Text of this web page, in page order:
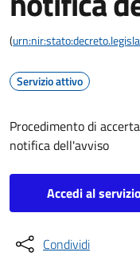
(
Servizio attivo
Procedimento di
notifica dell'avviso
Accedi al servizio
Condividi